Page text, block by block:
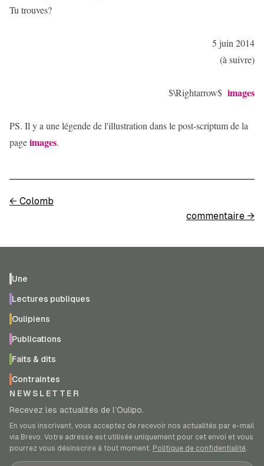
Tu trouves?
5 juin 2014
(à suivre)
$\Rightarrow$ images
PS. Il y a une légende de l'illustration dans le post-scriptum de la
pageimages.
← Colomb
commentaire →
Une
Lectures publiques
Oulipiens
Publications
Faits & dits
Contraintes
NEWSLETTER
Recevez les actualités de l’Oulipo.
En vous inscrivant, vous acceptez de recevoir nos actualités par e-mail
via Brevo. Votre adresse est utilisée uniquement pour cet envoi et vous
pourrez vous désinscrire à tout moment. Politique de confidentialité.